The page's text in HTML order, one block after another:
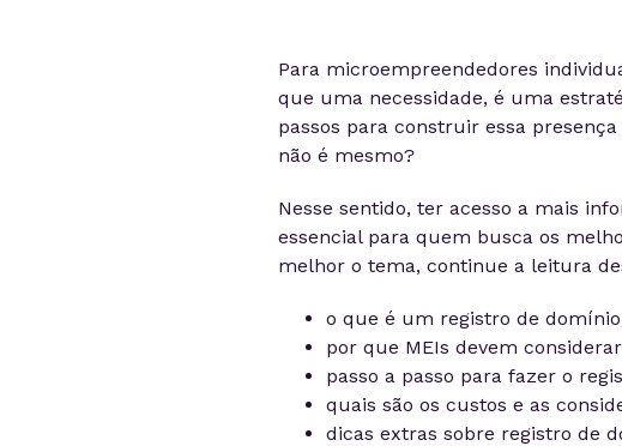
Para microempreendedores
que uma necessidade, é uma
passos para construir essa
não é mesmo?
Nesse sentido, ter acesso a mais
essencial para quem busca os
melhor o tema, continue a leitura
o que é um registro de
por que MEIs devem
passo a passo para fazer o
quais são os custos e as
dicas extras sobre registro de